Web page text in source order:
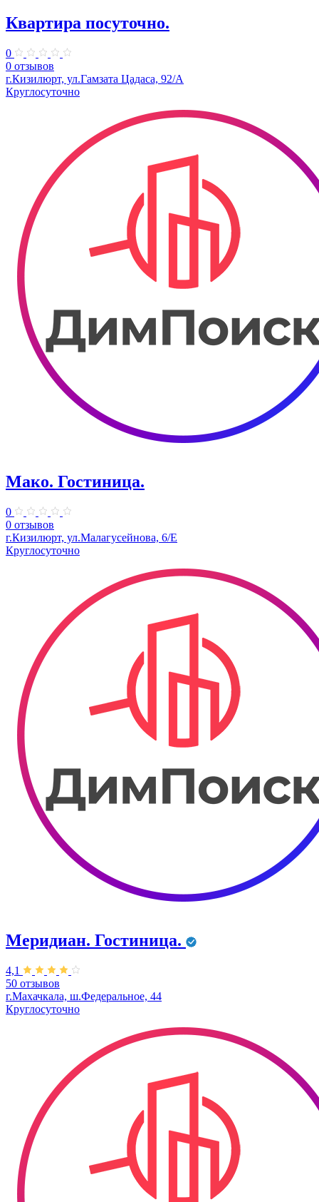
Квартира посуточно.
0
0 отзывов
г.Кизилюрт, ул.Гамзата Цадаса, 92/А
Круглосуточно
Мако. Гостиница.
0
0 отзывов
г.Кизилюрт, ул.Малагусейнова, 6/Е
Круглосуточно
Меридиан. Гостиница.
4,1
50 отзывов
г.Махачкала, ш.Федеральное, 44
Круглосуточно